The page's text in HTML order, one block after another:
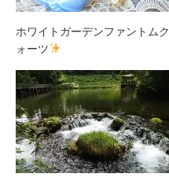
ホワイトガーデンファントムク
ォーツ